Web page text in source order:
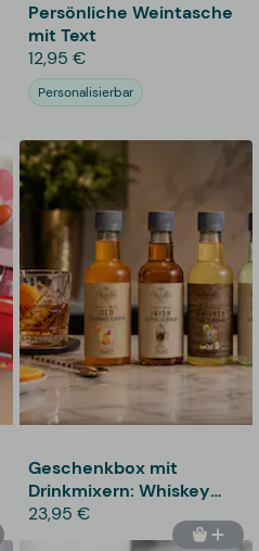
Persönliche Weintasche
mit Text
12,95 €
Personalisierbar
Geschenkbox mit
Drinkmixern: Whiskey
Cocktail Mixers –
Thoughtfully
23,95 €